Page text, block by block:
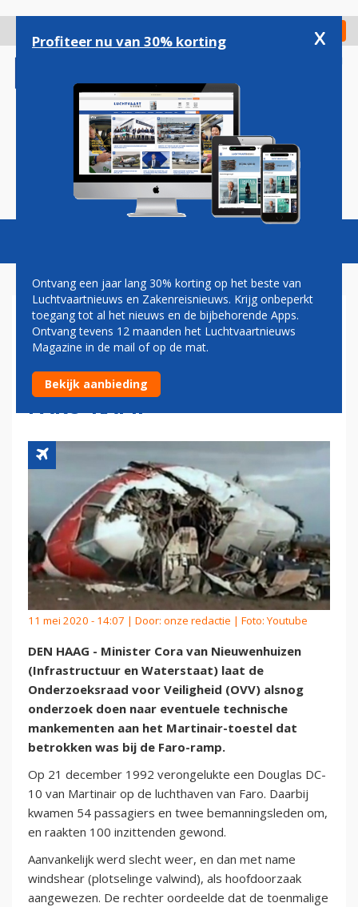
gaan
Check in
Magazine Podcasts Vacatures
MINISTER: ALSNOG
ONDERZOEK NAAR
TECHNISCHE PROBLEMEN
FARO-RAMP
11 mei 2020 - 14:07 | Door: onze redactie | Foto: Youtube
DEN HAAG - Minister Cora van Nieuwenhuizen
(Infrastructuur en Waterstaat) laat de
Onderzoeksraad voor Veiligheid (OVV) alsnog
onderzoek doen naar eventuele technische
mankementen aan het Martinair-toestel dat
betrokken was bij de Faro-ramp.
Op 21 december 1992 verongelukte een Douglas DC-
10 van Martinair op de luchthaven van Faro. Daarbij
kwamen 54 passagiers en twee bemanningsleden om,
en raakten 100 inzittenden gewond.
Aanvankelijk werd slecht weer, en dan met name
windshear (plotselinge valwind), als hoofdoorzaak
aangewezen. De rechter oordeelde dat de toenmalige
Profiteer nu van 30% korting x
Ontvang een jaar lang 30% korting op het beste van
Luchtvaartnieuws en Zakenreisnieuws. Krijg onbeperkt
toegang tot al het nieuws en de bijbehorende Apps.
Ontvang tevens 12 maanden het Luchtvaartnieuws
Magazine in de mail of op de mat.
Bekijk aanbieding